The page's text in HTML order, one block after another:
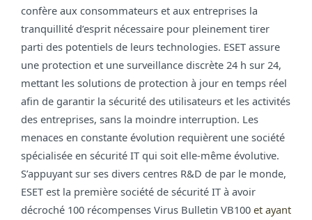
confère aux consommateurs et aux entreprises la
tranquillité d’esprit nécessaire pour pleinement tirer
parti des potentiels de leurs technologies. ESET assure
une protection et une surveillance discrète 24 h sur 24,
mettant les solutions de protection à jour en temps réel
afin de garantir la sécurité des utilisateurs et les activités
des entreprises, sans la moindre interruption. Les
menaces en constante évolution requièrent une société
spécialisée en sécurité IT qui soit elle-même évolutive.
S’appuyant sur ses divers centres R&D de par le monde,
ESET est la première société de sécurité IT à avoir
décroché 100 récompenses Virus Bulletin VB100 et ayant